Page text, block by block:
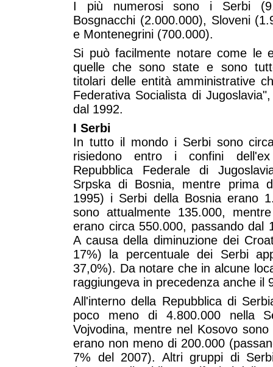
I più numerosi sono i Serbi
Bosgnacchi (2.000.000), Sloveni
e Montenegrini (700.000).
Si può facilmente notare come le
quelle che sono state e sono
titolari delle entità amministrative
Federativa Socialista di
dal 1992.
I Serbi
In tutto il mondo i Serbi sono
risiedono entro i confini
Repubblica Federale di
Srpska di Bosnia, mentre prima
1995) i Serbi della Bosnia erano
sono attualmente 135.000,
erano circa 550.000, passando dal
A causa della diminuzione dei
17%) la percentuale dei Serbi
37,0%). Da notare che in alcune
raggiungeva in precedenza anche il
All'interno della Repubblica di
poco meno di 4.800.000 nella
Vojvodina, mentre nel Kosovo
erano non meno di 200.000
7% del 2007). Altri gruppi di